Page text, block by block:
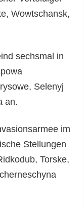
Wowtschansk,
sechsmal in
Selenyj
an.
im
Stellungen
Torske,